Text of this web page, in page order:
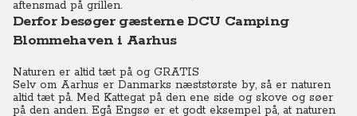
aftensmad på grillen.
Derfor besøger gæsterne DCU Camping
Blommehaven i Aarhus
Naturen er altid tæt på og GRATIS
Selv om Aarhus er Danmarks næststørste by, så er naturen
altid tæt på. Med Kattegat på den ene side og skove og søer
på den anden. Egå Engsø er et godt eksempel på, at naturen